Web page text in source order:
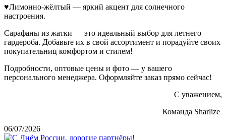
♥Лимонно-жёлтый — яркий акцент для солнечного
настроения.
Сарафаны из жатки — это идеальный выбор для летнего
гардероба. Добавьте их в свой ассортимент и порадуйте своих
покупательниц комфортом и стилем!
Подробности, оптовые цены и фото — у вашего
персонального менеджера. Оформляйте заказ прямо сейчас!
С уважением,
Команда Sharlize
06/07/2026